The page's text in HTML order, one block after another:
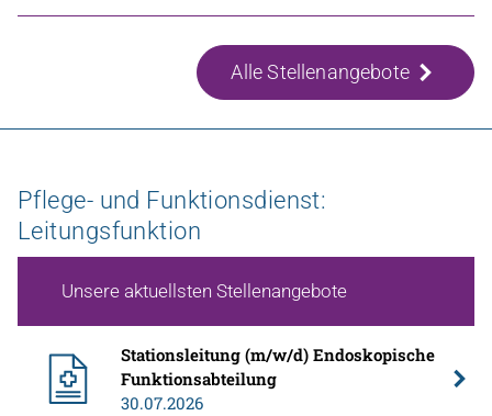
Alle Stellenangebote
Pflege- und Funktionsdienst:
Leitungsfunktion
Unsere aktuellsten Stellenangebote
Stationsleitung (m/w/d) Endoskopische
Funktionsabteilung
30.07.2026